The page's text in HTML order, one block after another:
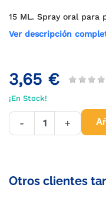
15 ML. Spray oral
Ver descripción
3,65 €
¡En Stock!
- +
Otros clientes